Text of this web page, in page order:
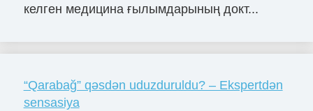
келген медицина ғылымдарының докт...
“Qarabağ” qəsdən uduzduruldu? – Ekspertdən
sensasiya